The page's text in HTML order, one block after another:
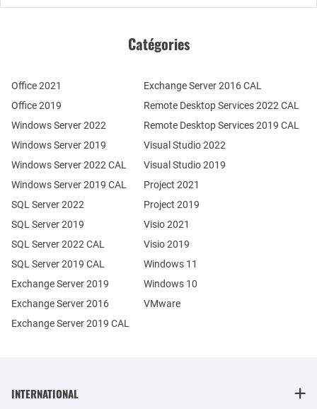
Catégories
Office 2021
Office 2019
Windows Server 2022
Windows Server 2019
Exchange Server 2019
Exchange Server 2016
SQL Server 2022
SQL Server 2019
Windows Server 2022 CAL
Windows Server 2019 CAL
SQL Server 2022 CAL
SQL Server 2019 CAL
Remote Desktop Services 2022 CAL
Remote Desktop Services 2019 CAL
Exchange Server 2019 CAL
Exchange Server 2016 CAL
Visual Studio 2022
Visual Studio 2019
Project 2021
Project 2019
Visio 2021
Visio 2019
Windows 11
Windows 10
VMware
INTERNATIONAL